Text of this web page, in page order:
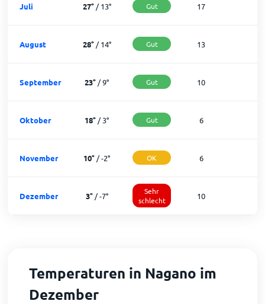
Juli 27°/13° Gut 17
August 28°/14° Gut 13
September 23° /9° Gut 10
Oktober 18° /3° Gut 6
November 10° /-2° OK 6
Dezember 3°/-7°
Sehr
schlecht
10
Temperaturen in Nagano im
Dezember